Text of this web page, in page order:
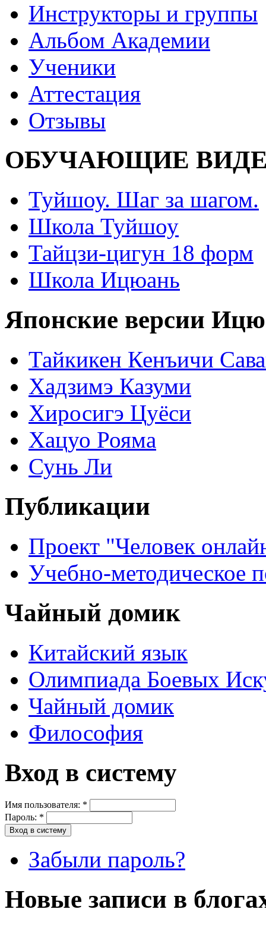
Инструкторы и группы
Альбом Академии
Ученики
Аттестация
Отзывы
ОБУЧАЮЩИЕ
Туйшоу. Шаг за шагом.
Школа Туйшоу
Тайцзи-цигун 18 форм
Школа Ицюань
Японские версии
Тайкикен Кенъичи
Хадзимэ Казуми
Хиросигэ Цуёси
Хацуо Рояма
Сунь Ли
Публикации
Проект "Человек
Учебно-методическое
Чайный домик
Китайский язык
Олимпиада Боевых
Чайный домик
Философия
Вход в систему
Имя пользователя: *
Пароль: *
Забыли пароль?
Новые записи в